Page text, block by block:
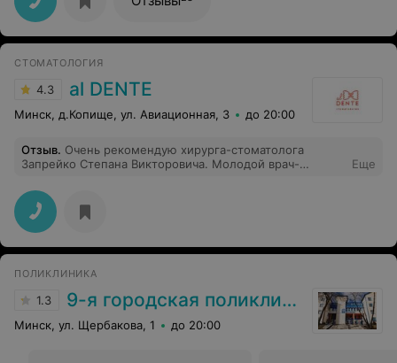
врача,ещё полчаса не вызывал,итог 1.5 часа на
удоление зуба,отсюда и очередь,кашмар.
СТОМАТОЛОГИЯ
4.3 al DENTE
Минск, д.Копище, ул. Авиационная, 3 до 20:00
Отзыв. Очень рекомендую хирурга-стоматолога
Запрейко Степана Викторовича. Молодой врач-
боли и слез. Правильный бережный подход,
профессиональная подготовка ребенка. Ребенок
теперь не боится посещать стоматолога. Мы очень
довольны. Огромное спасибо!
Еще
ПОЛИКЛИНИКА
1.3 9-я городская поликлиника
Минск, ул. Щербакова, 1 до 20:00